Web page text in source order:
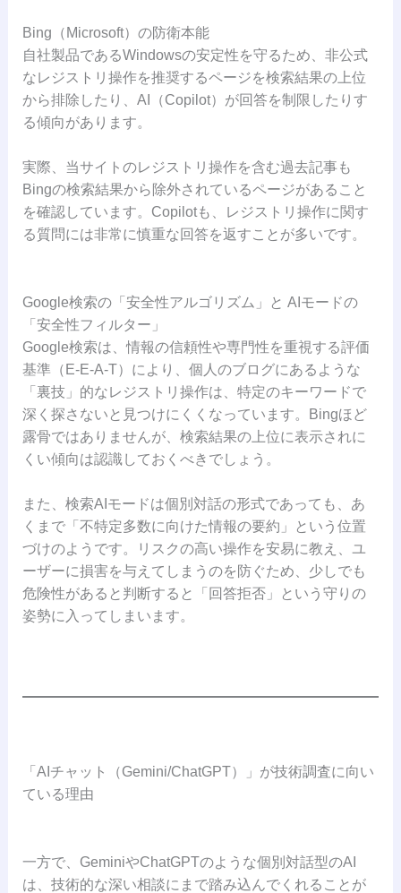
Bing（Microsoft）の防衛本能
自社製品であるWindowsの安定性を守るため、非公式
なレジストリ操作を推奨するページを検索結果の上位
から排除したり、AI（Copilot）が回答を制限したりす
る傾向があります。
実際、当サイトのレジストリ操作を含む過去記事も
Bingの検索結果から除外されているページがあること
を確認しています。Copilotも、レジストリ操作に関す
る質問には非常に慎重な回答を返すことが多いです。
Google検索の「安全性アルゴリズム」と AIモードの
「安全性フィルター」
Google検索は、情報の信頼性や専門性を重視する評価
基準（E-E-A-T）により、個人のブログにあるような
「裏技」的なレジストリ操作は、特定のキーワードで
深く探さないと見つけにくくなっています。Bingほど
露骨ではありませんが、検索結果の上位に表示されに
くい傾向は認識しておくべきでしょう。
また、検索AIモードは個別対話の形式であっても、あ
くまで「不特定多数に向けた情報の要約」という位置
づけのようです。リスクの高い操作を安易に教え、ユ
ーザーに損害を与えてしまうのを防ぐため、少しでも
危険性があると判断すると「回答拒否」という守りの
姿勢に入ってしまいます。
「AIチャット（Gemini/ChatGPT）」が技術調査に向い
ている理由
一方で、GeminiやChatGPTのような個別対話型のAI
は、技術的な深い相談にまで踏み込んでくれることが